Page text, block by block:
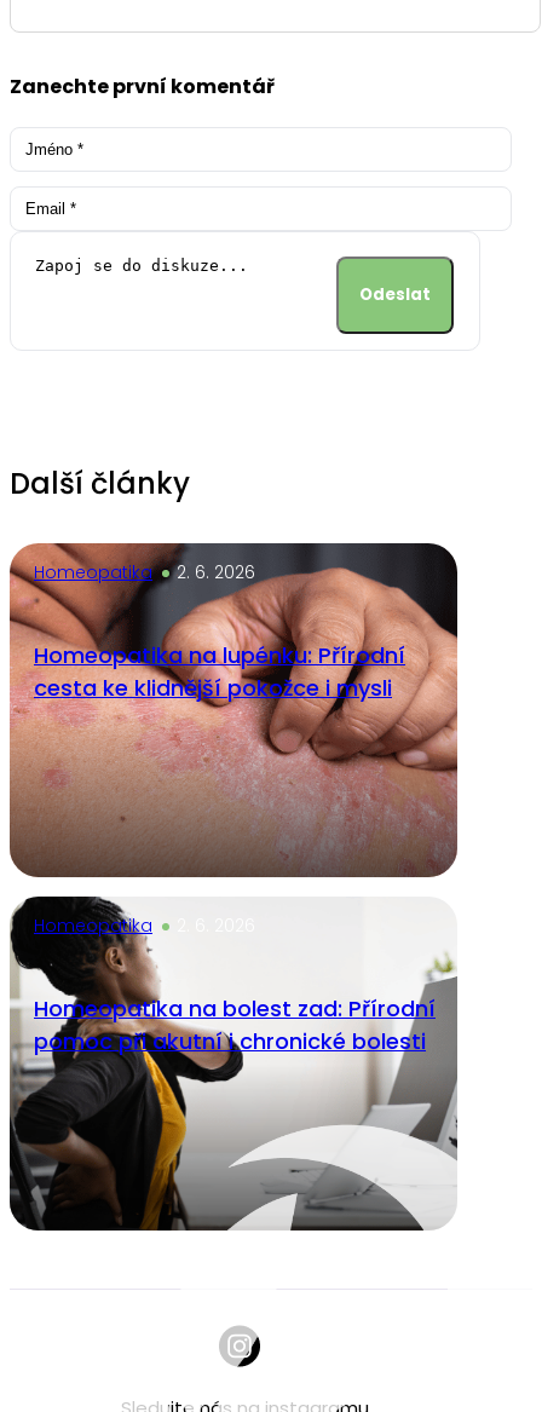
Zanechte první komentář
Další články
Homeopatika 2. 6. 2026
Homeopatika na lupénku: Přírodní
cesta ke klidnější pokožce i mysli
Homeopatika
Homeopatika na bolest zad: Přírodní
pomoc při akutní i chronické bolesti